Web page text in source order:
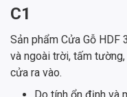
C1
Sản phẩm Cửa Gỗ HDF
và ngoài trời, tấm
cửa ra vào.